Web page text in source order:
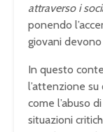
attraverso i
ponendo
giovani
In questo
l’attenzione
come l’abuso
situazioni